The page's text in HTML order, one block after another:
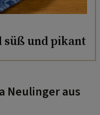
und pikant
Neulinger aus